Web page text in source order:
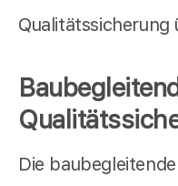
Die